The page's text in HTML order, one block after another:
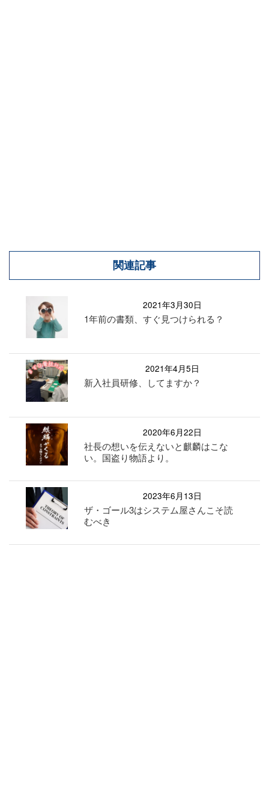
関連記事
2021年3月30日
1年前の書類、すぐ見つけられる？
2021年4月5日
新入社員研修、してますか？
2020年6月22日
社長の想いを伝えないと麒麟はこな
い。国盗り物語より。
2023年6月13日
ザ・ゴール3はシステム屋さんこそ読
むべき